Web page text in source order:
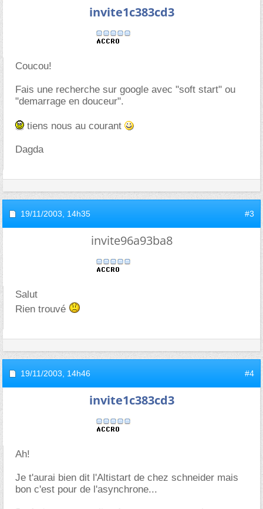
invite1c383cd3
Coucou!
Fais une recherche sur google avec "soft start" ou
"demarrage en douceur".
tiens nous au courant
Dagda
19/11/2003, 14h35 #3
invite96a93ba8
Salut
Rien trouvé
19/11/2003, 14h46 #4
invite1c383cd3
Ah!
Je t'aurai bien dit l'Altistart de chez schneider mais
bon c'est pour de l'asynchrone...